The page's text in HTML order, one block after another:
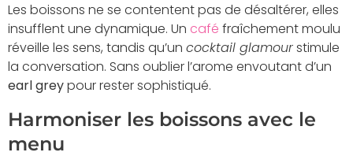
Les boissons ne se contentent pas de désaltérer, elles
insufflent une dynamique. Un café fraîchement moulu
réveille les sens, tandis qu’un cocktail glamourstimule
la conversation. Sans oublier l’arome envoutant d’un
earl greypour rester sophistiqué.
Harmoniser les boissons avec le
menu